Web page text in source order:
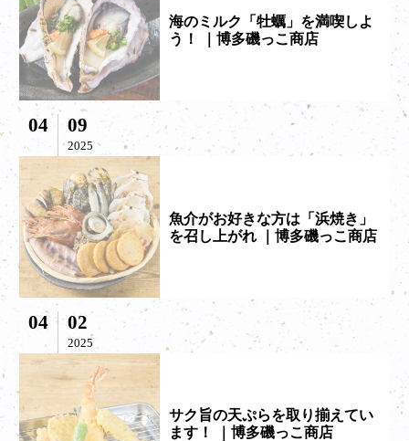
海のミルク「牡蠣」を満喫しよ
う！ ｜博多磯っこ商店
04 09
2025
魚介がお好きな方は「浜焼き」
を召し上がれ ｜博多磯っこ商店
04 02
2025
サク旨の天ぷらを取り揃えてい
ます！ ｜博多磯っこ商店